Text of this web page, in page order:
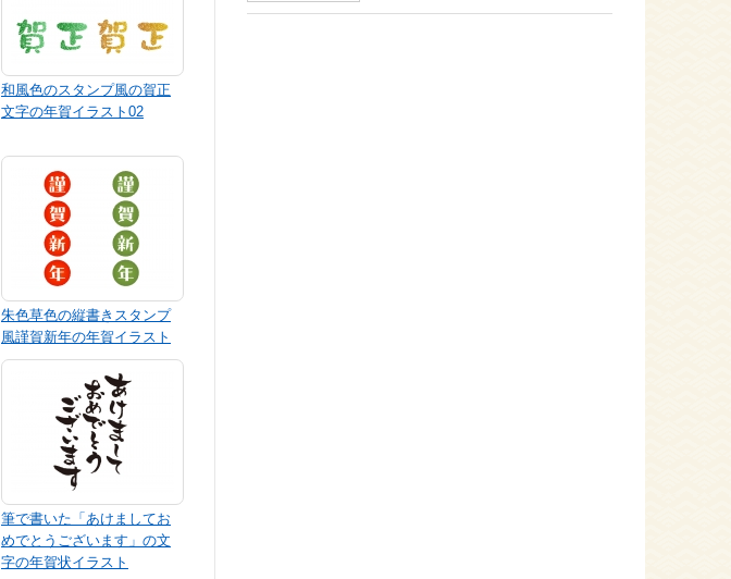
和風色のスタンプ風の賀正
文字の年賀イラスト02
朱色草色の縦書きスタンプ
風謹賀新年の年賀イラスト
筆で書いた「あけましてお
めでとうございます」の文
字の年賀状イラスト